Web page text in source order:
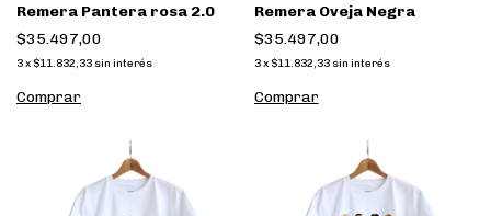
Remera Pantera rosa 2.0
$35.497,00
3x $11.832,33 sin interés
Comprar
Remera Oveja Negra
$35.497,00
3 x $11.832,33 sin interés
Comprar